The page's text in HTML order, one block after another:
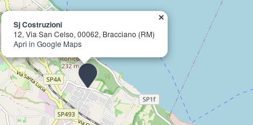
Sj Costruzioni
12, Via San Celso, 00062, Bracciano (RM)
Apri in Google Maps
×